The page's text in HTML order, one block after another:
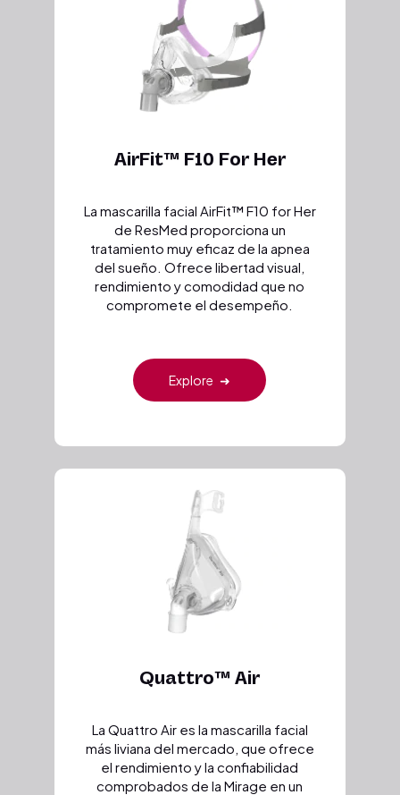
AirFit™ F10 For Her
La mascarilla facial AirFit™ F10 for Her
de ResMed proporciona un
tratamiento muy eficaz de la apnea
del sueño. Ofrece libertad visual,
rendimiento y comodidad que no
compromete el desempeño.
Explore ➜
Quattro™ Air
La Quattro Air es la mascarilla facial
más liviana del mercado, que ofrece
el rendimiento y la confiabilidad
comprobados de la Mirage en un